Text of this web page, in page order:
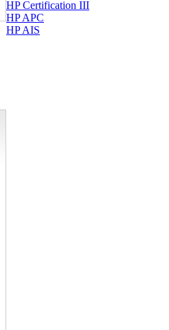
HP Certification III
HP APC
HP AIS